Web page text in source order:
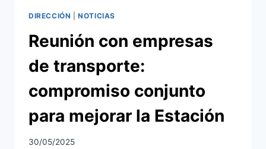
DIRECCIÓN |NOTICIAS
Reunión con empresas
de transporte:
compromiso conjunto
para mejorar la Estación
30/05/2025